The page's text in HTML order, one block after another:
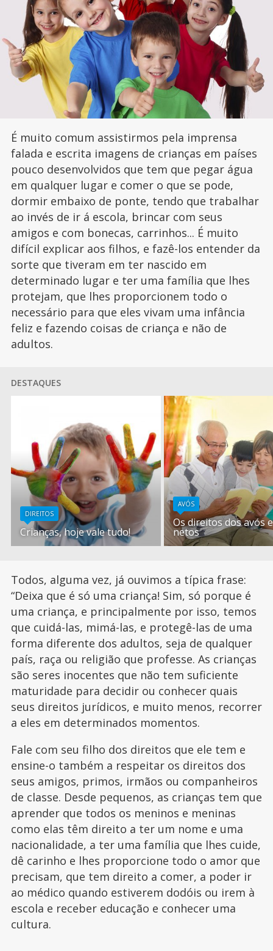
É muito comum assistirmos pela imprensa
falada e escrita imagens de crianças em países
pouco desenvolvidos que tem que pegar água
em qualquer lugar e comer o que se pode,
dormir embaixo de ponte, tendo que trabalhar
ao invés de ir á escola, brincar com seus
amigos e com bonecas, carrinhos... É muito
difícil explicar aos filhos, e fazê-los entender da
sorte que tiveram em ter nascido em
determinado lugar e ter uma família que lhes
protejam, que lhes proporcionem todo o
necessário para que eles vivam uma infância
feliz e fazendo coisas de criança e não de
adultos.
DESTAQUES
DIREITOS
Crianças, hoje vale tudo!
AVÓS
Os direitos dos avós e
netos
Todos, alguma vez, já ouvimos a típica frase:
“Deixa que é só uma criança! Sim, só porque é
uma criança, e principalmente por isso, temos
que cuidá-las, mimá-las, e protegê-las de uma
forma diferente dos adultos, seja de qualquer
país, raça ou religião que professe. As crianças
são seres inocentes que não tem suficiente
maturidade para decidir ou conhecer quais
seus direitos jurídicos, e muito menos, recorrer
a eles em determinados momentos.
Fale com seu filho dos direitos que ele tem e
ensine-o também a respeitar os direitos dos
seus amigos, primos, irmãos ou companheiros
de classe. Desde pequenos, as crianças tem que
aprender que todos os meninos e meninas
como elas têm direito a ter um nome e uma
nacionalidade, a ter uma família que lhes cuide,
dê carinho e lhes proporcione todo o amor que
precisam, que tem direito a comer, a poder ir
ao médico quando estiverem dodóis ou irem à
escola e receber educação e conhecer uma
cultura.